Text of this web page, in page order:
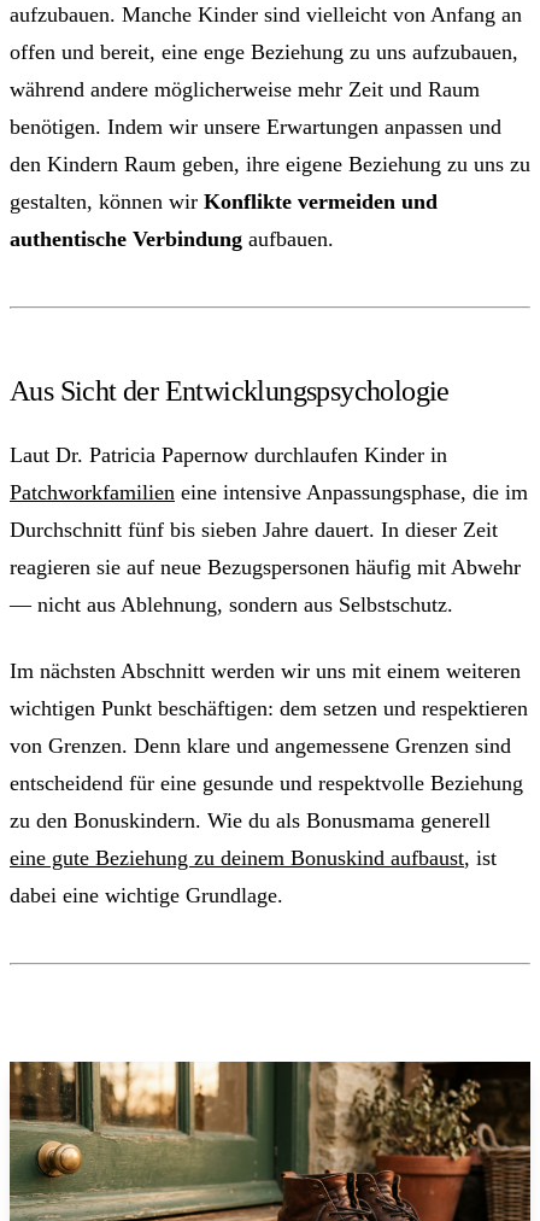
aufzubauen. Manche Kinder sind vielleicht von Anfang an
offen und bereit, eine enge Beziehung zu uns aufzubauen,
während andere möglicherweise mehr Zeit und Raum
benötigen. Indem wir unsere Erwartungen anpassen und
den Kindern Raum geben, ihre eigene Beziehung zu uns zu
gestalten, können wir Konflikte vermeiden und
authentische Verbindung aufbauen.
Aus Sicht der Entwicklungspsychologie
Laut Dr. Patricia Papernow durchlaufen Kinder in
Patchworkfamilien eine intensive Anpassungsphase, die im
Durchschnitt fünf bis sieben Jahre dauert. In dieser Zeit
reagieren sie auf neue Bezugspersonen häufig mit Abwehr
— nicht aus Ablehnung, sondern aus Selbstschutz.
Im nächsten Abschnitt werden wir uns mit einem weiteren
wichtigen Punkt beschäftigen: dem setzen und respektieren
von Grenzen. Denn klare und angemessene Grenzen sind
entscheidend für eine gesunde und respektvolle Beziehung
zu den Bonuskindern. Wie du als Bonusmama generell
eine gute Beziehung zu deinem Bonuskind aufbaust, ist
dabei eine wichtige Grundlage.